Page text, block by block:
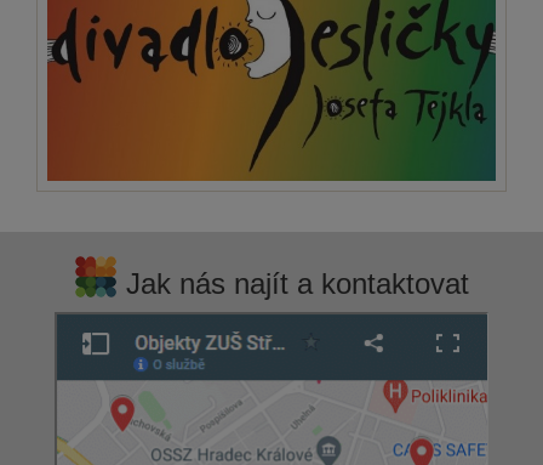
Jak nás najít a kontaktovat